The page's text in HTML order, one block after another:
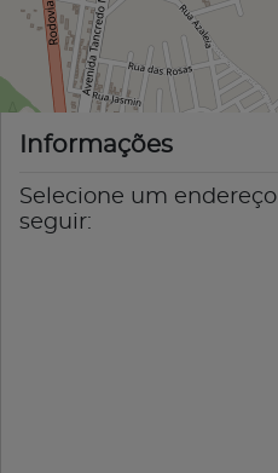
Informações
Selecione um
seguir: